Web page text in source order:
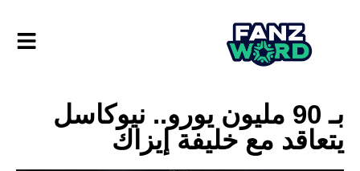
بـ 90 مليون يورو.. نيوكاسل
يتعاقد مع خليفة إيزاك